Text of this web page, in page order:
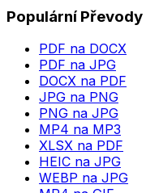
Populární Převody
PDF na DOCX
PDF na JPG
DOCX na PDF
JPG na PNG
PNG na JPG
MP4 na MP3
XLSX na PDF
HEIC na JPG
WEBP na JPG